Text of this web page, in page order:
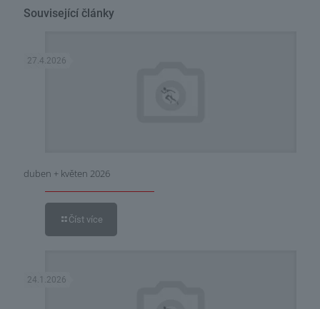
Související články
27.4.2026
duben + květen 2026
Číst více
24.1.2026